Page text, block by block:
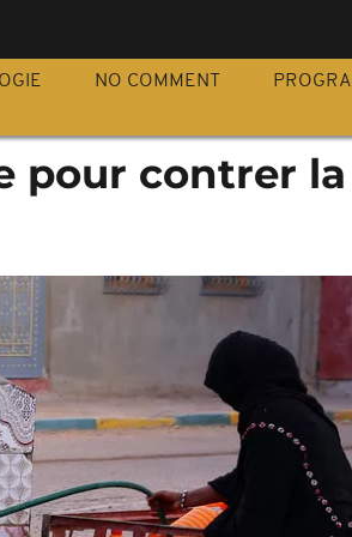
NO COMMENT
pour contrer